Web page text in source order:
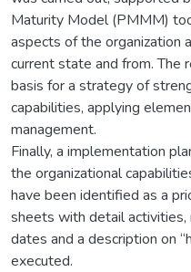
Maturity Model (PMMM)
aspects of the organization
current state and from.
basis for a strategy of
capabilities, applying
management.
Finally, a implementation
the organizational
have been identified as a
sheets with detail
dates and a description on
executed.